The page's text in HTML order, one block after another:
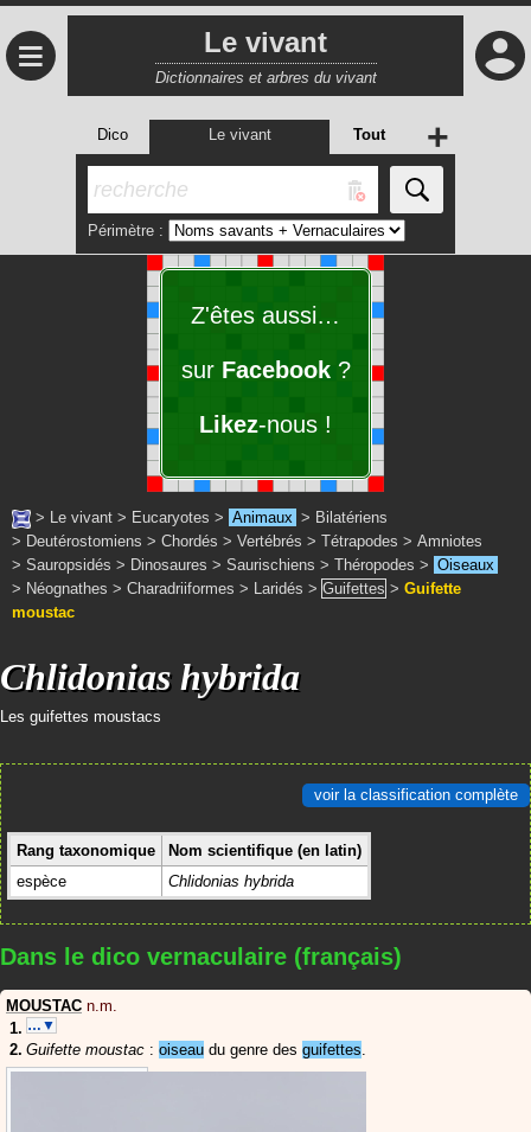
≡ Le vivant
Dictionnaires et arbres du vivant
Dico Le vivant Tout
Périmètre :
+
Z'êtes aussi…
sur Facebook?
Likez-nous !
> Le vivant > Eucaryotes > Animaux > Bilatériens
> Deutérostomiens > Chordés > Vertébrés > Tétrapodes > Amniotes
> Sauropsidés > Dinosaures > Saurischiens > Théropodes > Oiseaux
> Néognathes > Charadriiformes > Laridés > Guifettes > Guifette
moustac
Chlidonias hybrida
Les guifettes moustacs
voir la classification complète
Rang taxonomique
Nom scientifique (en latin)
espèce
Chlidonias hybrida
Dans le dico vernaculaire (français)
MOUSTAC n.m.
…▼
Guifette moustac : oiseau du genre des guifettes.